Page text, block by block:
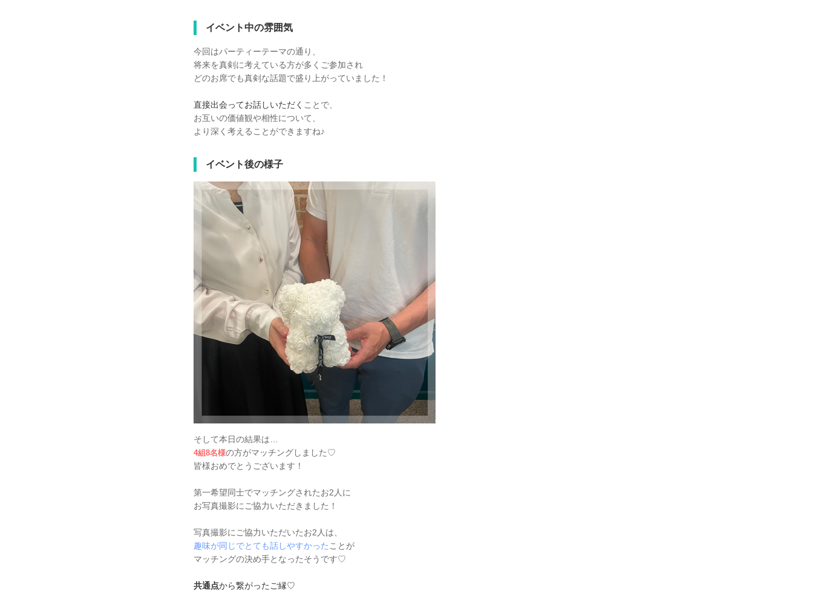
イベント中の雰囲気
今回はパーティーテーマの通り、
将来を真剣に考えている方が多くご参加され
どのお席でも真剣な話題で盛り上がっていました！
直接出会ってお話しいただく ことで、
お互いの価値観や相性について、
より深く考えることができますね♪
イベント後の様子
そして本日の結果は…
4組8名様の方がマッチングしました♡
皆様おめでとうございます！
第一希望同士でマッチングされたお2人に
お写真撮影にご協力いただきました！
写真撮影にご協力いただいたお2人は、
趣味が同じでとても話しやすかった ことが
マッチングの決め手となったそうです♡
共通点から繋がったご縁♡